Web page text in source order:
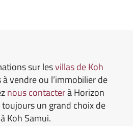
sur lesvillas de Koh
à vendre ou l’immobilier de
nous contacterà Horizon
un grand choix de
Koh Samui.